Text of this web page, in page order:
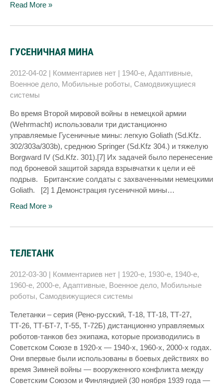
Read More »
ГУСЕНИЧНАЯ МИНА
2012-04-02 | Комментариев нет | 1940-е, Адаптивные,
Военное дело, Мобильные роботы, Самодвижущиеся
системы
Во время Второй мировой войны в немецкой армии
(Wehrmacht) использовали три дистанционно
управляемые Гусеничные мины: легкую Goliath (Sd.Kfz.
302/303a/303b), среднюю Springer (Sd.Kfz 304.) и тяжелую
Borgward IV (Sd.Kfz. 301).[7] Их задачей было перенесение
под броневой защитой заряда взрывчатки к цели и её
подрыв. Британские солдаты с захваченными немецкими
Goliath. [2] 1 Демонстрация гусеничной мины…
Read More »
ТЕЛЕТАНК
2012-03-30 | Комментариев нет | 1920-е, 1930-е, 1940-е,
1960-е, 2000-е, Адаптивные, Военное дело, Мобильные
роботы, Самодвижущиеся системы
Телетанки – серия (Рено-русский, Т-18, ТТ-18, ТТ-27,
ТТ-26, ТТ-БТ-7, Т-55, Т-72Б) дистанционно управляемых
роботов-танков без экипажа, которые производились в
Советском Союзе в 1920-х — 1940-х, 1960-х, 2000-х годах.
Они впервые были использованы в боевых действиях во
время Зимней войны — вооруженного конфликта между
Советским Союзом и Финляндией (30 ноября 1939 года —